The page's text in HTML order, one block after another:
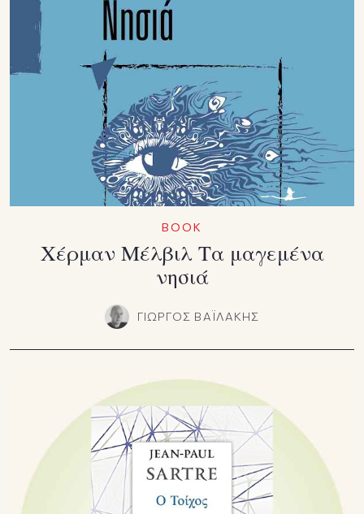
BOOK
Χέρμαν Μέλβιλ Τα μαγεμένα
νησιά
ΓΙΩΡΓΟΣ ΒΑΪΛΑΚΗΣ